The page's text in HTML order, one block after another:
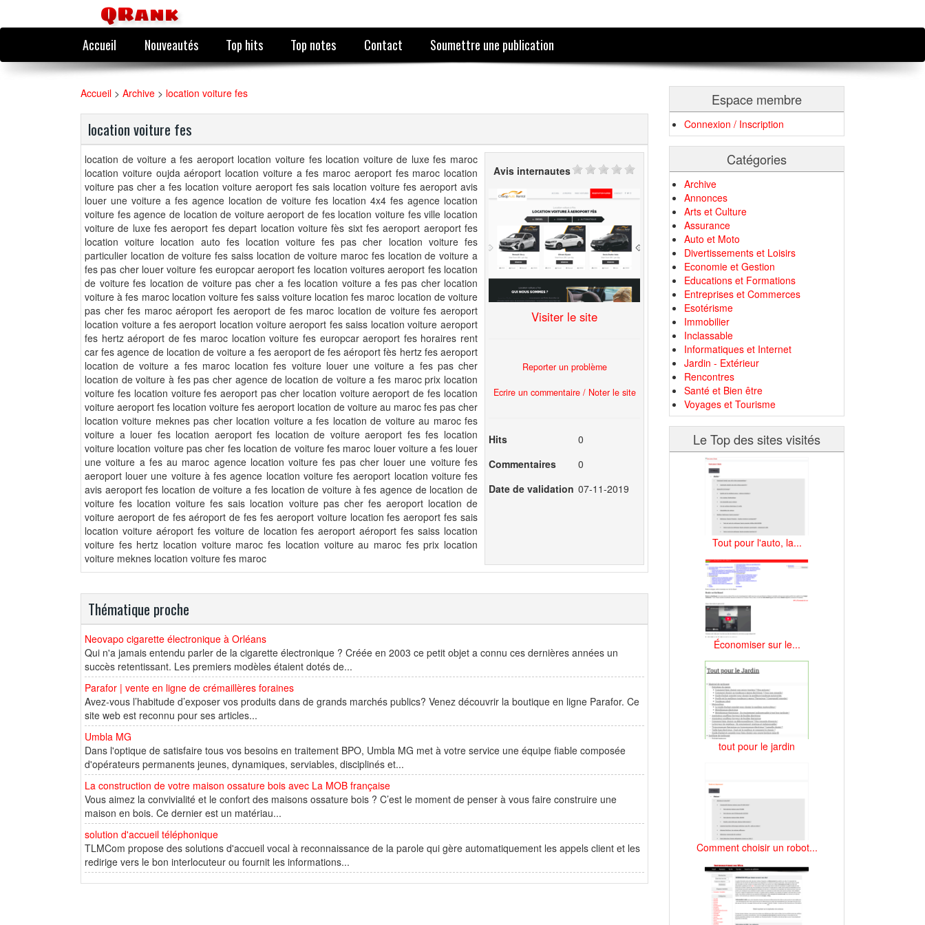
QRank
Accueil Nouveautés Top hits Top notes Contact Soumettre une publication
Accueil > Archive > location voiture fes
location voiture fes
location de voiture a fes aeroport location voiture fes location voiture de luxe fes maroc
location voiture oujda aéroport location voiture a fes maroc aeroport fes maroc location
voiture pas cher a fes location voiture aeroport fes sais location voiture fes aeroport avis
louer une voiture a fes agence location de voiture fes location 4x4 fes agence location
voiture fes agence de location de voiture aeroport de fes location voiture fes ville location
voiture de luxe fes aeroport fes depart location voiture fès sixt fes aeroport aeroport fes
location voiture location auto fes location voiture fes pas cher location voiture fes
particulier location de voiture fes saiss location de voiture maroc fes location de voiture a
fes pas cher louer voiture fes europcar aeroport fes location voitures aeroport fes location
de voiture fes location de voiture pas cher a fes location voiture a fes pas cher location
voiture à fes maroc location voiture fes saiss voiture location fes maroc location de voiture
pas cher fes maroc aéroport fes aeroport de fes maroc location de voiture fes aeroport
location voiture a fes aeroport location voiture aeroport fes saiss location voiture aeroport
fes hertz aéroport de fes maroc location voiture fes europcar aeroport fes horaires rent
car fes agence de location de voiture a fes aeroport de fes aéroport fès hertz fes aeroport
location de voiture a fes maroc location fes voiture louer une voiture a fes pas cher
location de voiture à fes pas cher agence de location de voiture a fes maroc prix location
voiture fes location voiture fes aeroport pas cher location voiture aeroport de fes location
voiture aeroport fes location voiture fes aeroport location de voiture au maroc fes pas cher
location voiture meknes pas cher location voiture a fes location de voiture au maroc fes
voiture a louer fes location aeroport fes location de voiture aeroport fes fes location
voiture location voiture pas cher fes location de voiture fes maroc louer voiture a fes louer
une voiture a fes au maroc agence location voiture fes pas cher louer une voiture fes
aeroport louer une voiture à fes agence location voiture fes aeroport location voiture fes
avis aeroport fes location de voiture a fes location de voiture à fes agence de location de
voiture fes location voiture fes sais location voiture pas cher fes aeroport location de
voiture aeroport de fes aéroport de fes fes aeroport voiture location fes aeroport fes sais
location voiture aéroport fes voiture de location fes aeroport aéroport fes saiss location
voiture fes hertz location voiture maroc fes location voiture au maroc fes prix location
voiture meknes location voiture fes maroc
Avis internautes
Visiter le site
Reporter un problème
Ecrire un commentaire / Noter le site
Hits
0
Commentaires
0
Date de validation 07-11-2019
Thématique proche
Neovapo cigarette électronique à Orléans
Qui n'a jamais entendu parler de la cigarette électronique ? Créée en 2003 ce petit objet a connu ces dernières années un
succès retentissant. Les premiers modèles étaient dotés de...
Parafor | vente en ligne de crémaillères foraines
Avez-vous l’habitude d’exposer vos produits dans de grands marchés publics? Venez découvrir la boutique en ligne Parafor. Ce
site web est reconnu pour ses articles...
Umbla MG
Dans l'optique de satisfaire tous vos besoins en traitement BPO, Umbla MG met à votre service une équipe fiable composée
d'opérateurs permanents jeunes, dynamiques, serviables, disciplinés et...
La construction de votre maison ossature bois avec La MOB française
Vous aimez la convivialité et le confort des maisons ossature bois ? C’est le moment de penser à vous faire construire une
maison en bois. Ce dernier est un matériau...
solution d'accueil téléphonique
TLMCom propose des solutions d'accueil vocal à reconnaissance de la parole qui gère automatiquement les appels client et les
redirige vers le bon interlocuteur ou fournit les informations...
Espace membre
Connexion / Inscription
Catégories
Archive
Annonces
Arts et Culture
Assurance
Auto et Moto
Divertissements et Loisirs
Economie et Gestion
Educations et Formations
Entreprises et Commerces
Esotérisme
Immobilier
Inclassable
Informatiques et Internet
Jardin - Extérieur
Rencontres
Santé et Bien être
Voyages et Tourisme
Le Top des sites visités
Tout pour l'auto, la...
Économiser sur le...
tout pour le jardin
Comment choisir un robot...